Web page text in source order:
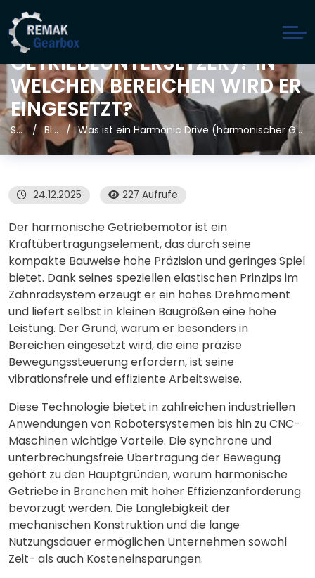
WAS IST EIN HARMONIC DRIVE
(HARMONISCHER
GETRIEBEUNTERSETZER)? IN
WELCHEN BEREICHEN WIRD ER
EINGESETZT?
Startseite Blog Was ist ein Harmonic Drive (harmonischer Getriebeuntersetzer)? In welchen Bereichen wird er eingesetzt?
24.12.2025 227 Aufrufe
Der harmonische Getriebemotor ist ein
Kraftübertragungselement, das durch seine
kompakte Bauweise hohe Präzision und geringes Spiel
bietet. Dank seines speziellen elastischen Prinzips im
Zahnradsystem erzeugt er ein hohes Drehmoment
und liefert selbst in kleinen Baugrößen eine hohe
Leistung. Der Grund, warum er besonders in
Bereichen eingesetzt wird, die eine präzise
Bewegungssteuerung erfordern, ist seine
vibrationsfreie und effiziente Arbeitsweise.
Diese Technologie bietet in zahlreichen industriellen
Anwendungen von Robotersystemen bis hin zu CNC-
Maschinen wichtige Vorteile. Die synchrone und
unterbrechungsfreie Übertragung der Bewegung
gehört zu den Hauptgründen, warum harmonische
Getriebe in Branchen mit hoher Effizienzanforderung
bevorzugt werden. Die Langlebigkeit der
mechanischen Konstruktion und die lange
Nutzungsdauer ermöglichen Unternehmen sowohl
Zeit- als auch Kosteneinsparungen.